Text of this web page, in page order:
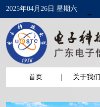
2025年04月26日 星期六
首页 关于我们